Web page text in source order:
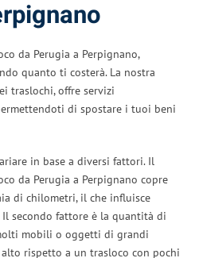
da Perugia a Perpignano,
quanto ti costerà. La nostra
traslochi, offre servizi
di spostare i tuoi beni
in base a diversi fattori. Il
da Perugia a Perpignano copre
di chilometri, il che influisce
secondo fattore è la quantità di
mobili o oggetti di grandi
rispetto a un trasloco con pochi